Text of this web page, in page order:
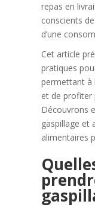
repas en
conscients
d’une
Cet article
pratiques
permettant à
et de profiter
Découvrons
gaspillage et
alimentaires